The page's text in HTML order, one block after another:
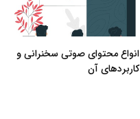
انواع محتوای صوتی سخنرانی و
کاربردهای آن